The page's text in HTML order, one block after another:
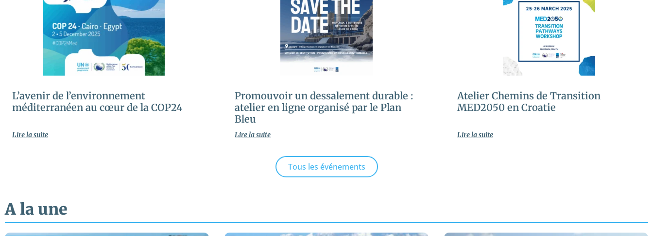
L’avenir de l’environnement
méditerranéen au cœur de la COP24
Lire la suite
Promouvoir un dessalement durable :
atelier en ligne organisé par le Plan
Bleu
Lire la suite
Atelier Chemins de Transition
MED2050 en Croatie
Lire la suite
Tous les événements
A la une